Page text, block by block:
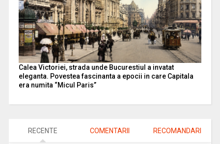
Calea Victoriei, strada unde Bucurestiul a invatat
eleganta. Povestea fascinanta a epocii in care Capitala
era numita “Micul Paris”
RECENTE COMENTARII RECOMANDARI